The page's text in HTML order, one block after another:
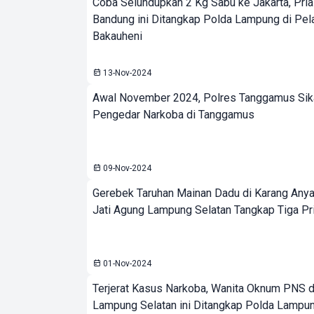
Bandung ini Ditangkap Polda Lampung di
Bakauheni
13-Nov-2024
Awal November 2024, Polres Tanggamus
Pengedar Narkoba di Tanggamus
09-Nov-2024
Gerebek Taruhan Mainan Dadu di Karang
Jati Agung Lampung Selatan Tangkap Tiga
01-Nov-2024
Terjerat Kasus Narkoba, Wanita Oknum PNS
Lampung Selatan ini Ditangkap Polda